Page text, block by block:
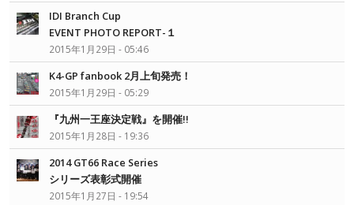
IDI Branch Cup
EVENT PHOTO REPORT-１
2015年1月29日 - 05:46
K4-GP fanbook 2月上旬発売！
2015年1月29日 - 05:29
『九州一王座決定戦』を開催!!
2015年1月28日 - 19:36
2014 GT66 Race Series
シリーズ表彰式開催
2015年1月27日 - 19:54